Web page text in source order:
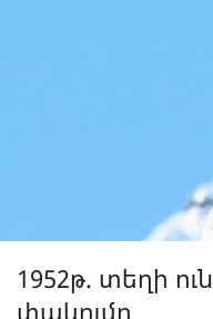
1952թ. տեղի
փակումը